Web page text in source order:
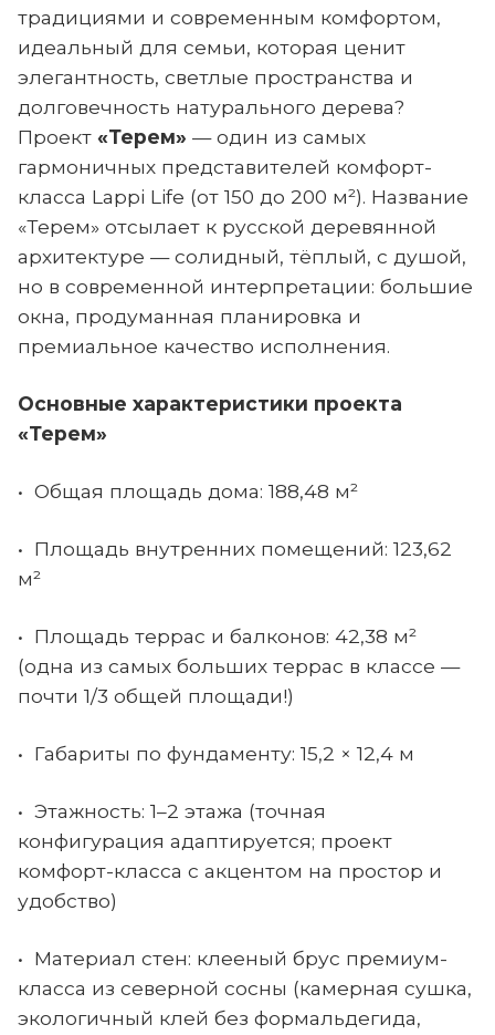
традициями и современным комфортом,
идеальный для семьи, которая ценит
элегантность, светлые пространства и
долговечность натурального дерева?
Проект «Терем» — один из самых
гармоничных представителей комфорт-
класса Lappi Life (от 150 до 200 м²). Название
«Терем» отсылает к русской деревянной
архитектуре — солидный, тёплый, с душой,
но в современной интерпретации: большие
окна, продуманная планировка и
премиальное качество исполнения.
Основные характеристики проекта
«Терем»
• Общая площадь дома: 188,48 м²
• Площадь внутренних помещений: 123,62
м²
• Площадь террас и балконов: 42,38 м²
(одна из самых больших террас в классе —
почти 1/3 общей площади!)
• Габариты по фундаменту: 15,2 × 12,4 м
• Этажность: 1–2 этажа (точная
конфигурация адаптируется; проект
комфорт-класса с акцентом на простор и
удобство)
• Материал стен: клееный брус премиум-
класса из северной сосны (камерная сушка,
экологичный клей без формальдегида,